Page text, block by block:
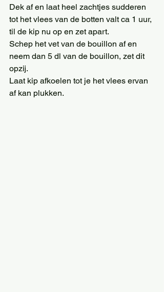
Dek af en laat heel zachtjes sudderen
tot het vlees van de botten valt ca 1 uur,
til de kip nu op en zet apart.
Schep het vet van de bouillon af en
neem dan 5 dl van de bouillon, zet dit
opzij.
Laat kip afkoelen tot je het vlees ervan
af kan plukken.